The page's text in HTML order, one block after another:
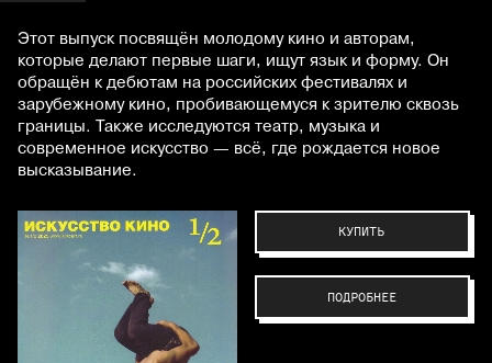
Этот выпуск посвящён молодому кино и авторам,
которые делают первые шаги, ищут язык и форму. Он
обращён к дебютам на российских фестивалях и
зарубежному кино, пробивающемуся к зрителю сквозь
границы. Также исследуются театр, музыка и
современное искусство — всё, где рождается новое
высказывание.
КУПИТЬ
ПОДРОБНЕЕ